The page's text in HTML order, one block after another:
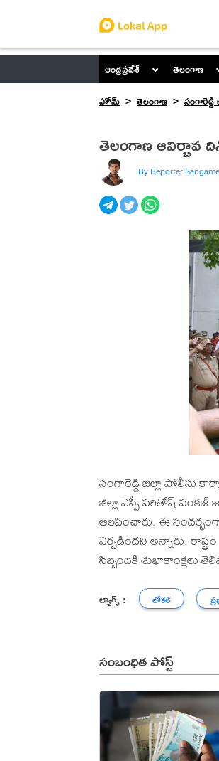
ఆంధ్రప్రదేశ్ తెలంగాణ
హోమ్
తెలంగాణ సంగారెడ్డి
తెలంగాణ ఆవిర్భావ
By Reporter
సంగారెడ్డి జిల్లా పోలీసు
జిల్లా ఎస్పీ పరితోష్
ఆలపించారు. ఈ
ఏర్పడిందని అన్నారు.
సిబ్బందికి శుభాకాంక్షలు
ట్యాగ్స్ : లోకల్
సంబంధిత పోస్ట్